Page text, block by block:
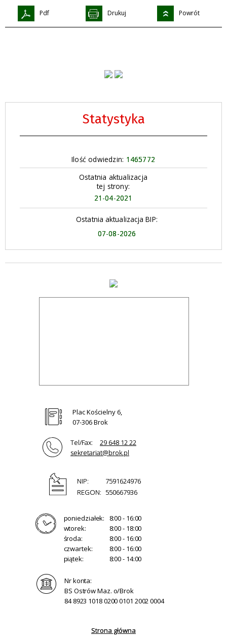
Statystyka
Ilość odwiedzin: 1465772
Ostatnia aktualizacja
tej strony:
21-04-2021
Ostatnia aktualizacja BIP:
07-08-2026
Pdf Drukuj Powrót
Plac Kościelny 6,
07-306 Brok
Tel/Fax:
29 648 12 22
sekretariat@brok.pl
NIP:
7591624976
REGON: 550667936
poniedziałek:
8:00 - 16:00
wtorek:
8:00 - 18:00
środa:
8:00 - 16:00
czwartek:
8:00 - 16:00
piątek:
8:00 - 14:00
Nr konta:
BS Ostrów Maz. o/Brok
84 8923 1018 0200 0101 2002 0004
Strona główna